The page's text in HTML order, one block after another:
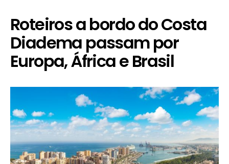
Roteiros a bordo do Costa
Diadema passam por
Europa, África e Brasil